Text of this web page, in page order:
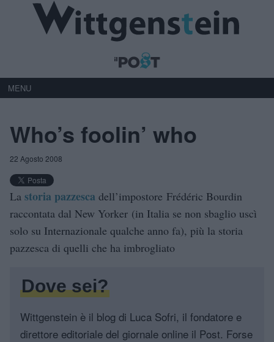
MENU
Who’s foolin’ who
22 Agosto 2008
La storia pazzesca dell’impostore Frédéric Bourdin
raccontata dal New Yorker (in Italia se non sbaglio uscì
solo su Internazionale qualche anno fa), più la storia
pazzesca di quelli che ha imbrogliato
Dove sei?
Wittgenstein è il blog di Luca Sofri, il fondatore e
direttore editoriale del giornale online il Post. Forse